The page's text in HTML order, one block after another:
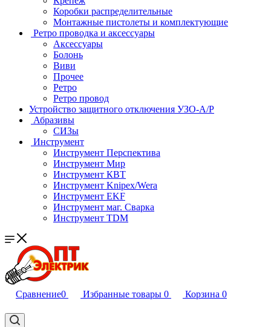
Коробки распределительные
Монтажные пистолеты и комплектующие
Ретро проводка и аксессуары
Аксессуары
Болонь
Виви
Прочее
Ретро
Ретро провод
Устройство защитного отключения УЗО-А/Р
Абразивы
СИЗы
Инструмент
Инструмент Перспектива
Инструмент Мир
Инструмент КВТ
Инструмент Knipex/Wera
Инструмент EKF
Инструмент маг. Сварка
Инструмент TDM
Сравнение0 Избранные товары 0 Корзина 0